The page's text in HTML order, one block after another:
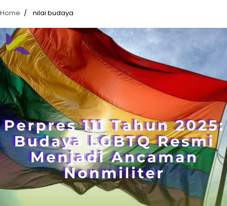
Home nilai budaya